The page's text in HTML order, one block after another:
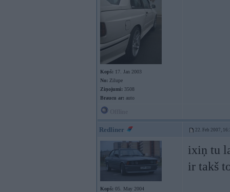
Kopš: 17. Jan 2003
No: Zilupe
Ziņojumi: 3508
Braucu ar: auto
Redliner 22. Feb 2007,
Kopš: 05. May 2004
ixiņ tu
ir takš